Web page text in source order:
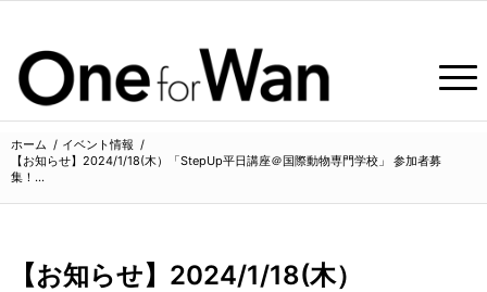
ホーム / イベント情報 /
【お知らせ】2024/1/18(木）「StepUp平日講座＠国際動物専門学校」 参加者募
集！...
【お知らせ】2024/1/18(木）